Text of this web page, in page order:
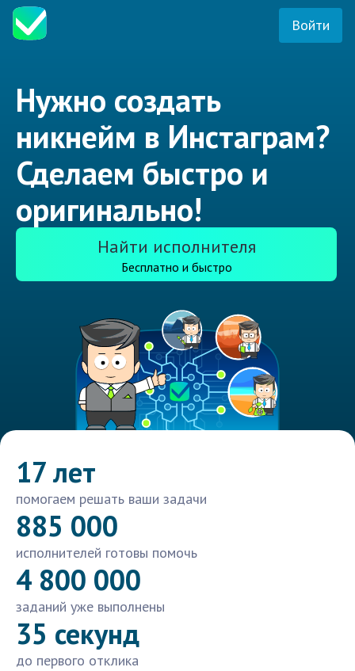
Войти
Нужно создать
никнейм в Инстаграм?
Сделаем быстро и
оригинально!
Найти исполнителя
Бесплатно и быстро
17 лет
помогаем решать ваши задачи
885 000
исполнителей готовы помочь
4 800 000
заданий уже выполнены
35 секунд
до первого отклика